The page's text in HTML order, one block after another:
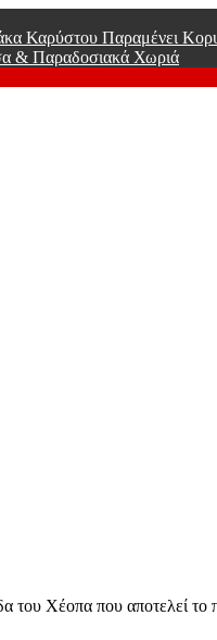
Καρύστου Παραμένει
& Παραδοσιακά Χωριά
του Χέοπα που αποτελεί το